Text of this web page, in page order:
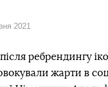
2021
ребрендингу
жарти в